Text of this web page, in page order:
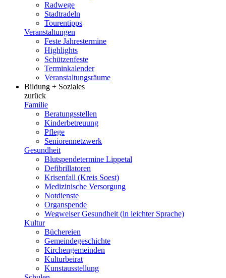
Radwege
Stadtradeln
Tourentipps
Veranstaltungen
Feste Jahrestermine
Highlights
Schützenfeste
Terminkalender
Veranstaltungsräume
Bildung + Soziales
zurück
Familie
Beratungsstellen
Kinderbetreuung
Pflege
Seniorennetzwerk
Gesundheit
Blutspendetermine Lippetal
Defibrillatoren
Krisenfall (Kreis Soest)
Medizinische Versorgung
Notdienste
Organspende
Wegweiser Gesundheit (in leichter Sprache)
Kultur
Büchereien
Gemeindegeschichte
Kirchengemeinden
Kulturbeirat
Kunstausstellung